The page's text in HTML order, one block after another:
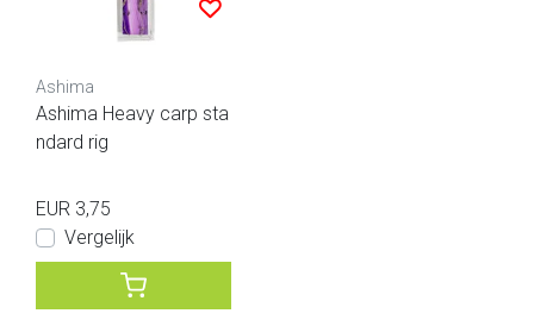
Ashima
Ashima Heavy carp sta
ndard rig
EUR 3,75
Vergelijk